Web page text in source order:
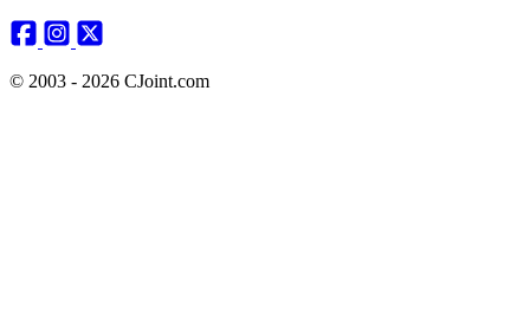
© 2003 - 2026 CJoint.com